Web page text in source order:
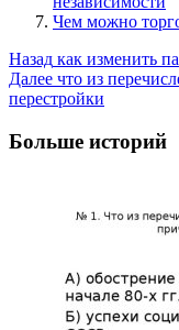
Чем можно
Post
Navigation
Назад как изменить
Далее что из
перестройки
Больше историй